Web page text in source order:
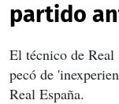
partido
El técnico de Real
pecó de
Real España.